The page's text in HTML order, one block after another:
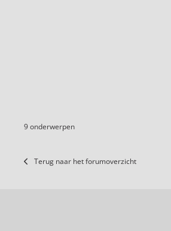
9 onderwerpen
Terug naar het forumoverzicht